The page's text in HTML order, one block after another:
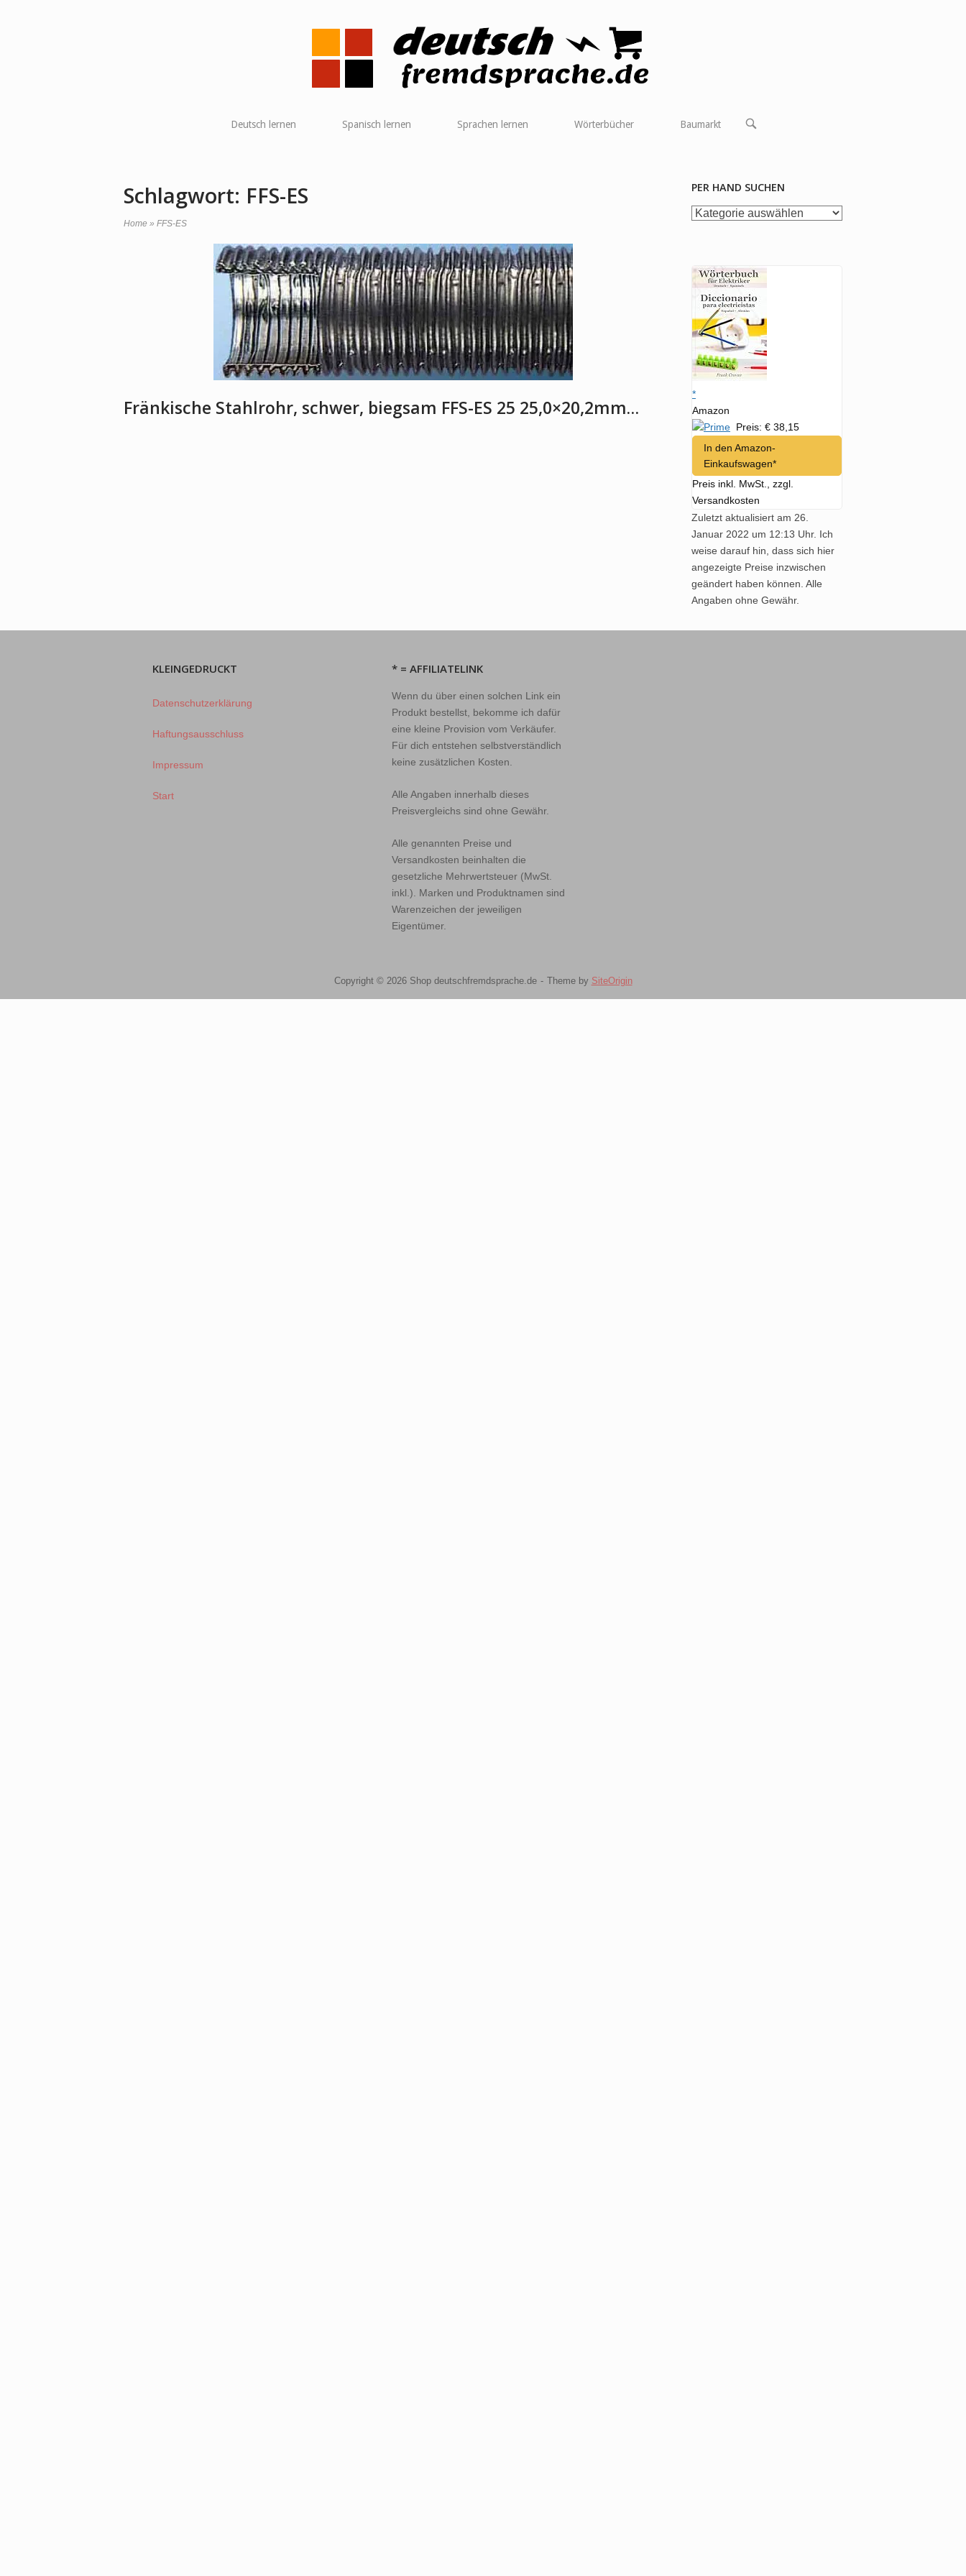
Home
Deutsch lernen Spanisch lernen Sprachen lernen Wörterbücher Baumarkt
OPEN
Schlagwort: FFS-ES
Home » FFS-ES
Fränkische Stahlrohr, schwer, biegsam FFS-ES 25 25,0×20,2mm…
PER HAND SUCHEN
per
*
Amazon
Preis: € 38,15
In den Amazon-
Einkaufswagen*
Preis inkl. MwSt., zzgl.
Versandkosten
Zuletzt aktualisiert am 26.
Januar 2022 um 12:13 Uhr. Ich
weise darauf hin, dass sich hier
angezeigte Preise inzwischen
geändert haben können. Alle
Angaben ohne Gewähr.
KLEINGEDRUCKT
Datenschutzerklärung
Haftungsausschluss
Impressum
Start
* = AFFILIATELINK
Wenn du über einen solchen Link ein
Produkt bestellst, bekomme ich dafür
eine kleine Provision vom Verkäufer.
Für dich entstehen selbstverständlich
keine zusätzlichen Kosten.
Alle Angaben innerhalb dieses
Preisvergleichs sind ohne Gewähr.
Alle genannten Preise und
Versandkosten beinhalten die
gesetzliche Mehrwertsteuer (MwSt.
inkl.). Marken und Produktnamen sind
Warenzeichen der jeweiligen
Eigentümer.
Copyright © 2026 Shop deutschfremdsprache.de Theme by SiteOrigin